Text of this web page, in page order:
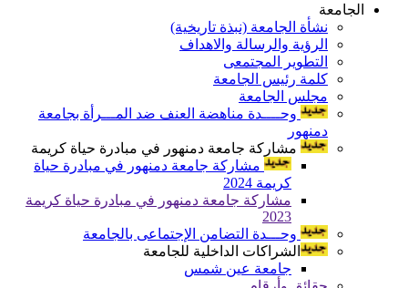
الجامعة
نشأة الجامعة (نبذة تاريخية)
الرؤية والرسالة والاهداف
التطوير المجتمعى
كلمة رئيس الجامعة
مجلس الجامعة
وحــــدة مناهضة العنف ضد المـــرأة بجامعة
دمنهور
مشاركة جامعة دمنهور في مبادرة حياة كريمة
مشاركة جامعة دمنهور في مبادرة حياة
كريمة 2024
مشاركة جامعة دمنهور في مبادرة حياة كريمة
2023
وحـــدة التضامن الإجتماعى بالجامعة
الشراكات الداخلية للجامعة
جامعة عين شمس